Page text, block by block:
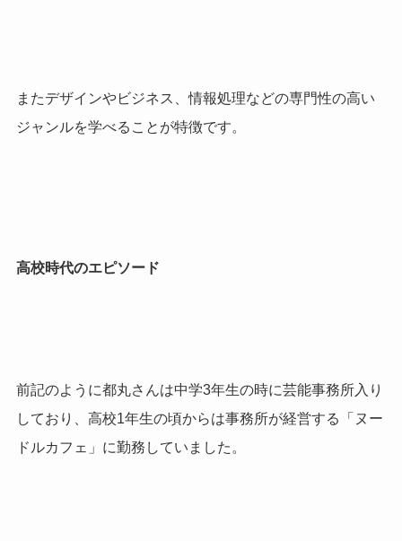
またデザインやビジネス、情報処理などの専門性の高い
ジャンルを学べることが特徴です。
高校時代のエピソード
前記のように都丸さんは中学3年生の時に芸能事務所入り
しており、高校1年生の頃からは事務所が経営する「ヌー
ドルカフェ」に勤務していました。